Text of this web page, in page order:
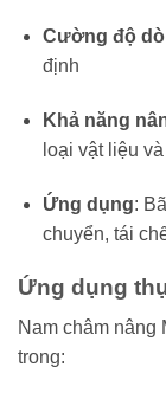
Cường độ
định
Khả năng
loại vật liệu
Ứng dụng:
chuyển, tái
Ứng dụng
Nam châm nâng
trong: